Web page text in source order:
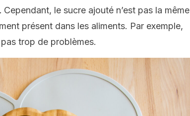
Cependant, le sucre ajouté n’est pas la même
présent dans les aliments. Par exemple,
trop de problèmes.